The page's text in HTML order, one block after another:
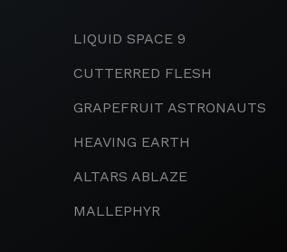
LIQUID SPACE 9
CUTTERRED FLESH
GRAPEFRUIT ASTRONAUTS
HEAVING EARTH
ALTARS ABLAZE
MALLEPHYR